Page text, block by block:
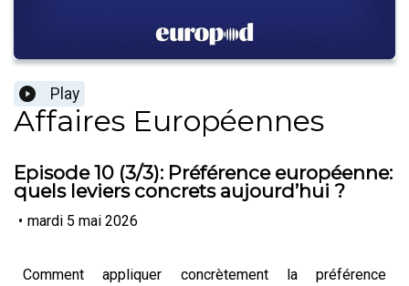
Play
Affaires Européennes
Episode 10 (3/3): Préférence européenne:
quels leviers concrets aujourd’hui ?
• mardi 5 mai 2026
Comment appliquer concrètement la préférence